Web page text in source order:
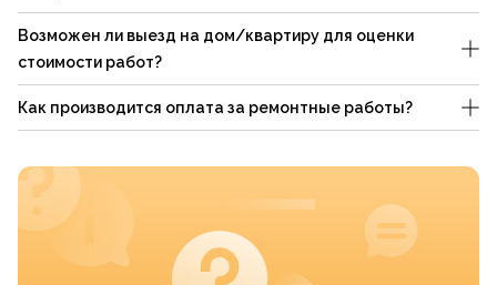
Возможен ли выезд на дом/квартиру для оценки
стоимости работ?
Как производится оплата за ремонтные работы?